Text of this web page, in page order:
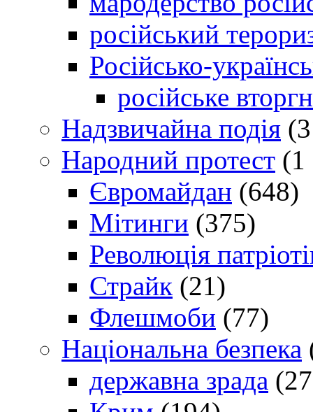
російський
Російсько-
російське
Надзвичайна подія
Народний протест (1
Євромайдан (648)
Мітинги (375)
Революція
Страйк (21)
Флешмоби (77)
Національна безпека
державна зрада